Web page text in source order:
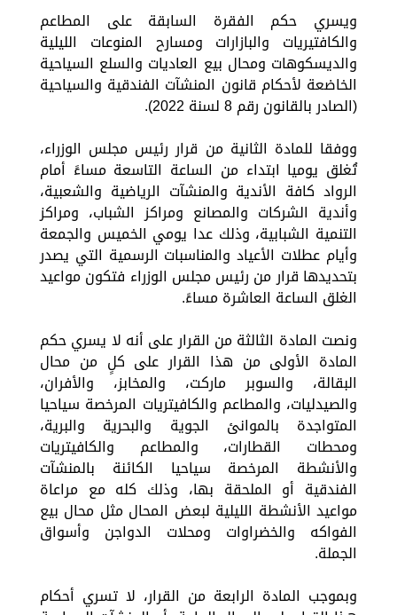
ويسري حكم الفقرة السابقة على المطاعم
والكافتيريات والبازارات ومسارح المنوعات الليلية
والديسكوهات ومحال بيع العاديات والسلع السياحية
الخاضعة لأحكام قانون المنشآت الفندقية والسياحية
(الصادر بالقانون رقم 8 لسنة 2022).
ووفقا للمادة الثانية من قرار رئيس مجلس الوزراء،
تُغلق يوميا ابتداء من الساعة التاسعة مساءً أمام
الرواد كافة الأندية والمنشآت الرياضية والشعبية،
وأندية الشركات والمصانع ومراكز الشباب، ومراكز
التنمية الشبابية، وذلك عدا يومي الخميس والجمعة
وأيام عطلات الأعياد والمناسبات الرسمية التي يصدر
بتحديدها قرار من رئيس مجلس الوزراء فتكون مواعيد
الغلق الساعة العاشرة مساءً.
ونصت المادة الثالثة من القرار على أنه لا يسري حكم
المادة الأولى من هذا القرار على كلٍ من محال
البقالة، والسوبر ماركت، والمخابز، والأفران،
والصيدليات، والمطاعم والكافيتريات المرخصة سياحيا
المتواجدة بالموانئ الجوية والبحرية والبرية،
ومحطات القطارات، والمطاعم والكافيتريات
والأنشطة المرخصة سياحيا الكائنة بالمنشآت
الفندقية أو الملحقة بها، وذلك كله مع مراعاة
مواعيد الأنشطة الليلية لبعض المحال مثل محال بيع
الفواكه والخضراوات ومحلات الدواجن وأسواق
الجملة.
وبموجب المادة الرابعة من القرار، لا تسري أحكام